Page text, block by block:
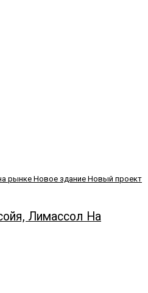
рынке Новое здание Новый проект
Лимассол На